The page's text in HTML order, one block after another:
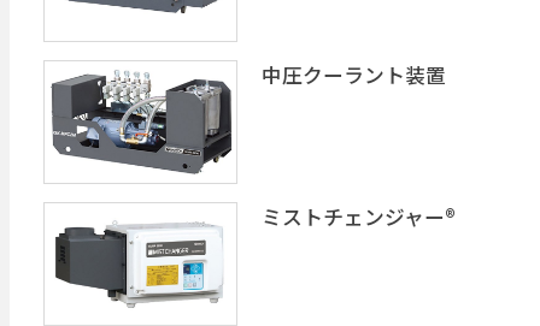
中圧クーラント装置
ミストチェンジャー®️